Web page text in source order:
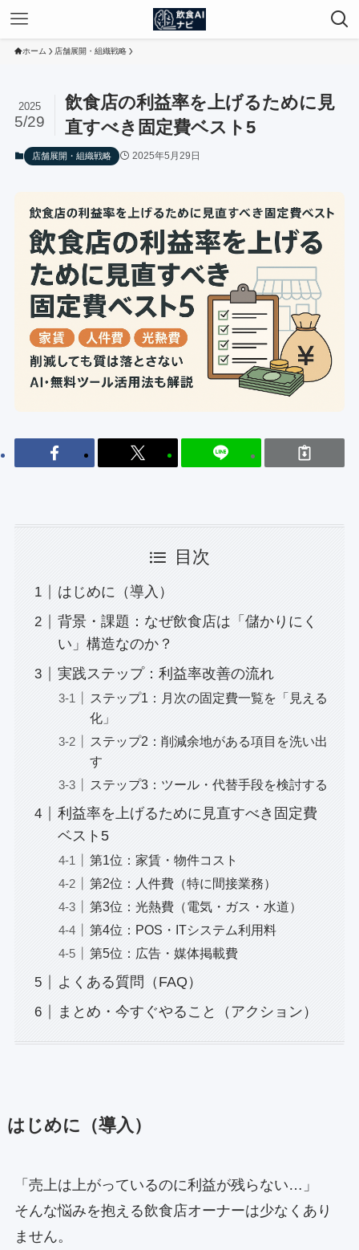
ホーム 店舗展開・組織戦略
飲食店の利益率を上げるために見
直すべき固定費ベスト5
2025
5/29
店舗展開・組織戦略 2025年5月29日
目次
はじめに（導入）
背景・課題：なぜ飲食店は「儲かりにく
い」構造なのか？
実践ステップ：利益率改善の流れ
ステップ1：月次の固定費一覧を「見える
化」
ステップ2：削減余地がある項目を洗い出
す
ステップ3：ツール・代替手段を検討する
利益率を上げるために見直すべき固定費
ベスト5
第1位：家賃・物件コスト
第2位：人件費（特に間接業務）
第3位：光熱費（電気・ガス・水道）
第4位：POS・ITシステム利用料
第5位：広告・媒体掲載費
よくある質問（FAQ）
まとめ・今すぐやること（アクション）
はじめに（導入）
「売上は上がっているのに利益が残らない…」
そんな悩みを抱える飲食店オーナーは少なくあり
ません。